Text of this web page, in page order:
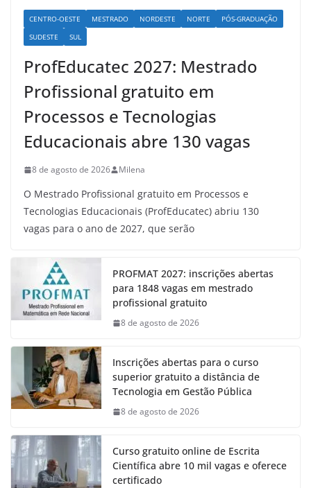
CENTRO-OESTE MESTRADO NORDESTE NORTE
PÓS-GRADUAÇÃO
SUDESTE
SUL
ProfEducatec 2027: Mestrado
Profissional gratuito em
Processos e Tecnologias
Educacionais abre 130 vagas
8 de agosto de 2026 Milena
O Mestrado Profissional gratuito em Processos e
Tecnologias Educacionais (ProfEducatec) abriu 130
vagas para o ano de 2027, que serão
PROFMAT 2027: inscrições abertas
para 1848 vagas em mestrado
profissional gratuito
8 de agosto de 2026
Inscrições abertas para o curso
superior gratuito a distância de
Tecnologia em Gestão Pública
8 de agosto de 2026
Curso gratuito online de Escrita
Científica abre 10 mil vagas e oferece
certificado